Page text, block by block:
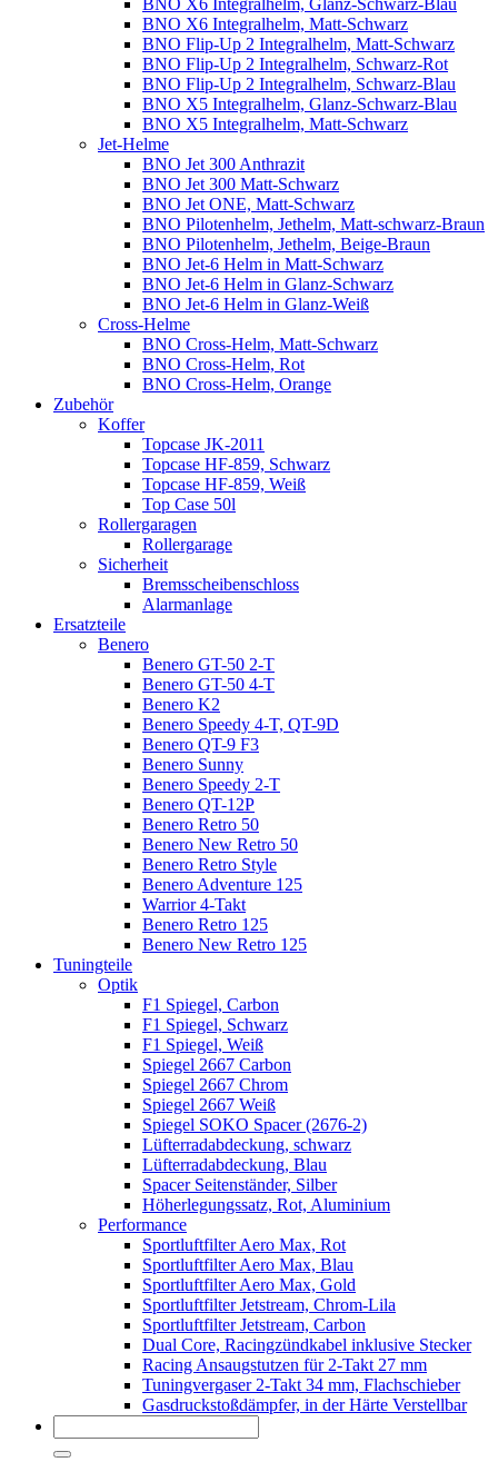
BNO X6 Integralhelm, Glanz-Schwarz-Blau
BNO X6 Integralhelm, Matt-Schwarz
BNO Flip-Up 2 Integralhelm, Matt-Schwarz
BNO Flip-Up 2 Integralhelm, Schwarz-Rot
BNO Flip-Up 2 Integralhelm, Schwarz-Blau
BNO X5 Integralhelm, Glanz-Schwarz-Blau
BNO X5 Integralhelm, Matt-Schwarz
Jet-Helme
BNO Jet 300 Anthrazit
BNO Jet 300 Matt-Schwarz
BNO Jet ONE, Matt-Schwarz
BNO Pilotenhelm, Jethelm, Matt-schwarz-Braun
BNO Pilotenhelm, Jethelm, Beige-Braun
BNO Jet-6 Helm in Matt-Schwarz
BNO Jet-6 Helm in Glanz-Schwarz
BNO Jet-6 Helm in Glanz-Weiß
Cross-Helme
BNO Cross-Helm, Matt-Schwarz
BNO Cross-Helm, Rot
BNO Cross-Helm, Orange
Zubehör
Koffer
Topcase JK-2011
Topcase HF-859, Schwarz
Topcase HF-859, Weiß
Top Case 50l
Rollergaragen
Rollergarage
Sicherheit
Bremsscheibenschloss
Alarmanlage
Ersatzteile
Benero
Benero GT-50 2-T
Benero GT-50 4-T
Benero K2
Benero Speedy 4-T, QT-9D
Benero QT-9 F3
Benero Sunny
Benero Speedy 2-T
Benero QT-12P
Benero Retro 50
Benero New Retro 50
Benero Retro Style
Benero Adventure 125
Warrior 4-Takt
Benero Retro 125
Benero New Retro 125
Tuningteile
Optik
F1 Spiegel, Carbon
F1 Spiegel, Schwarz
F1 Spiegel, Weiß
Spiegel 2667 Carbon
Spiegel 2667 Chrom
Spiegel 2667 Weiß
Spiegel SOKO Spacer (2676-2)
Lüfterradabdeckung, schwarz
Lüfterradabdeckung, Blau
Spacer Seitenständer, Silber
Höherlegungssatz, Rot, Aluminium
Performance
Sportluftfilter Aero Max, Rot
Sportluftfilter Aero Max, Blau
Sportluftfilter Aero Max, Gold
Sportluftfilter Jetstream, Chrom-Lila
Sportluftfilter Jetstream, Carbon
Dual Core, Racingzündkabel inklusive Stecker
Racing Ansaugstutzen für 2-Takt 27 mm
Tuningvergaser 2-Takt 34 mm, Flachschieber
Gasdruckstoßdämpfer, in der Härte Verstellbar